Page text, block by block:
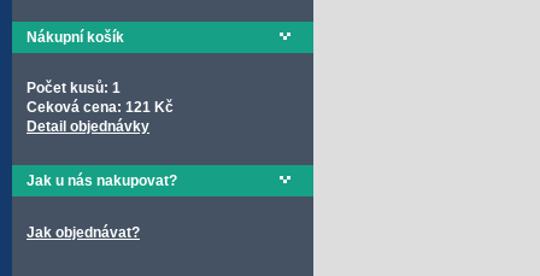
Nákupní košík
Počet kusů: 1
Ceková cena: 121 Kč
Detail objednávky
Jak u nás nakupovat?
Jak objednávat?